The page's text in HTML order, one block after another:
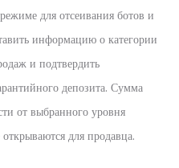
для отсеивания ботов и
информацию о категории
и подтвердить
депозита. Сумма
от выбранного уровня
для продавца.